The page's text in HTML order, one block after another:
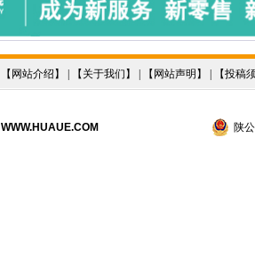
【 网站介绍 】 | 【 关于我们 】 | 【 网站声明 】 | 【投稿
WWW.HUAUE.COM 陕